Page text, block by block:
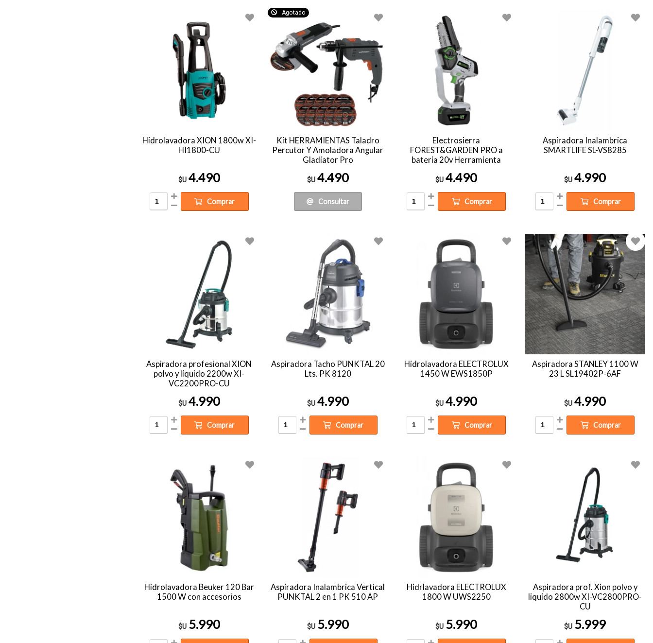
Hidrolavadora XION 1800w XI-
HI1800-CU
$U 4.490
Comprar
Agotado
Kit HERRAMIENTAS Taladro
Percutor Y Amoladora Angular
Gladiator Pro
$U 4.490
Consultar
Electrosierra
FOREST&GARDEN PRO a
bateria 20v Herramienta
$U 4.490
Comprar
Aspiradora Inalambrica
SMARTLIFE SL-VS8285
$U 4.990
Comprar
Aspiradora profesional XION
polvo y líquido 2200w XI-
VC2200PRO-CU
$U 4.990
Comprar
Aspiradora Tacho PUNKTAL 20
Lts. PK 8120
$U 4.990
Comprar
Hidrolavadora ELECTROLUX
1450 W EWS1850P
$U 4.990
Comprar
Aspiradora STANLEY 1100 W
23 L SL19402P-6AF
$U 4.990
Comprar
Hidrolavadora Beuker 120 Bar
1500 W con accesorios
$U 5.990
Aspiradora Inalambrica Vertical
PUNKTAL 2 en 1 PK 510 AP
$U 5.990
Hidrlavadora ELECTROLUX
1800 W UWS2250
$U 5.990
Aspiradora prof. Xion polvo y
liquido 2800w XI-VC2800PRO-
CU
$U 5.999